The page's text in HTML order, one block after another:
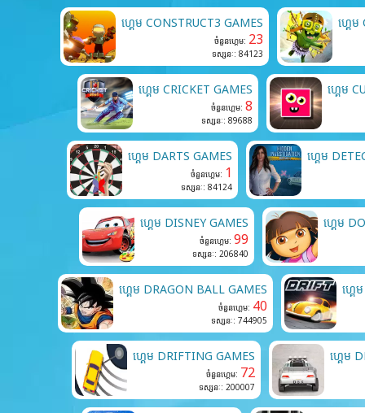
ហ្គេម CONSTRUCT3 GAMES
ចំនួនហ្គេម: 23
ទស្សនៈ: 84123
ហ្គេម
ហ្គេម CRICKET GAMES
ចំនួនហ្គេម: 8
ទស្សនៈ: 89688
ហ្គេម
ហ្គេម DARTS GAMES
ចំនួនហ្គេម: 1
ទស្សនៈ: 84124
ហ្គេម
ហ្គេម DISNEY GAMES
ចំនួនហ្គេម: 99
ទស្សនៈ: 206840
ហ្គេម
ហ្គេម DRAGON BALL GAMES
ចំនួនហ្គេម: 40
ទស្សនៈ: 744905
ហ្គេ
ហ្គេម DRIFTING GAMES
ចំនួនហ្គេម: 72
ទស្សនៈ: 200007
ហ្គេម